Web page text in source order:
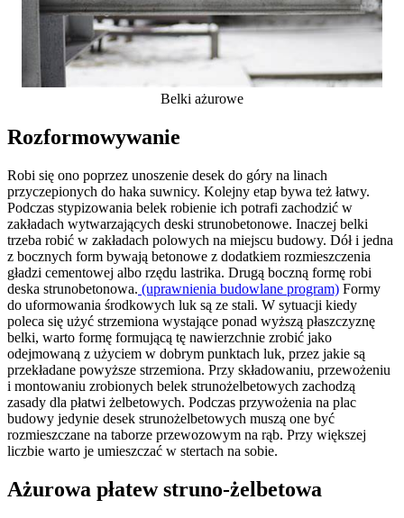
Belki ażurowe
Rozformowywanie
Robi się ono poprzez unoszenie desek do góry na linach
przyczepionych do haka suwnicy. Kolejny etap bywa też łatwy.
Podczas stypizowania belek robienie ich potrafi zachodzić w
zakładach wytwarzających deski strunobetonowe. Inaczej belki
trzeba robić w zakładach polowych na miejscu budowy. Dół i jedna
z bocznych form bywają betonowe z dodatkiem rozmieszczenia
gładzi cementowej albo rzędu lastrika. Drugą boczną formę robi
deska strunobetonowa. (uprawnienia budowlane program) Formy
do uformowania środkowych luk są ze stali. W sytuacji kiedy
poleca się użyć strzemiona wystające ponad wyższą płaszczyznę
belki, warto formę formującą tę nawierzchnie zrobić jako
odejmowaną z użyciem w dobrym punktach luk, przez jakie są
przekładane powyższe strzemiona. Przy składowaniu, przewożeniu
i montowaniu zrobionych belek strunożelbetowych zachodzą
zasady dla płatwi żelbetowych. Podczas przywożenia na plac
budowy jedynie desek strunożelbetowych muszą one być
rozmieszczane na taborze przewozowym na rąb. Przy większej
liczbie warto je umieszczać w stertach na sobie.
Ażurowa płatew struno-żelbetowa